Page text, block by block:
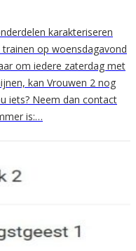
karakteriseren
trainen op woensdagavond
om iedere zaterdag met
kan Vrouwen 2 nog
iets? Neem dan contact
is:…